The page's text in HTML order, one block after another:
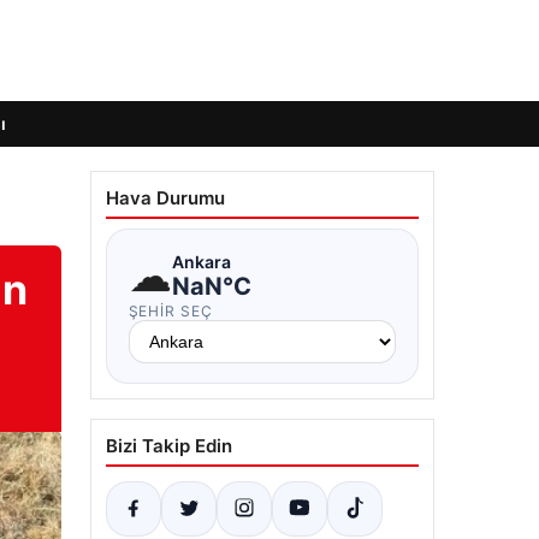
Hava Durumu
☁Ankara
NaN°C
ŞEHIR SEÇ
Bizi Takip Edin